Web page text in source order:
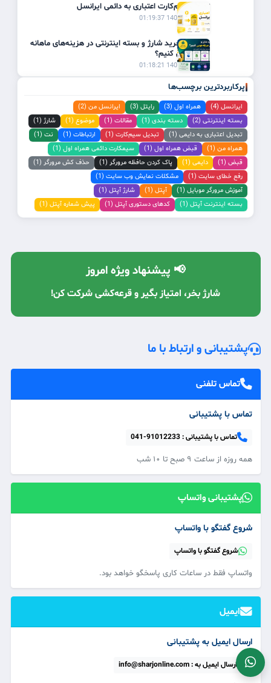
تبدیل سیم‌کارت اعتباری به دائمی ایرانسل
1405/02/31 01:19:37
چگونه با خرید شارژ و بسته اینترنتی در هزینه‌های ماهانه
صرفه‌جویی کنیم؟
1405/02/31 01:18:21
پرکاربردترین برچسب‌ها
ایرانسل (4) همراه اول (3) رایتل (3)
ایرانسل من (2)
بسته اینترنتی (2)
دسته بندی (1) مقالات (1) موضوع (1)
شارژ (1)
تبدیل اعتباری به دایمی (1)
تبدیل سیم‌کارت (1) ارتباطات (1)
نت (1)
همراه من (1)
قبض همراه اول (1)
سیمکارت دائمی همراه اول (1)
قبض (1)
دایمی (1) پاک کردن حافظه مرورگر (1)
حذف کش مرورگر (1)
رفع خطای سایت (1)
مشکلات نمایش وب سایت (1)
آموزش مرورگر موبایل (1)
آپتل (1)
شارژ آپتل (1)
بسته اینترنت آپتل (1)
کدهای دستوری آپتل (1) پیش شماره آپتل (1)
📢 پیشنهاد ویژه امروز
با معرفی دوستان، شارژ رایگان دریافت کن! 🔥
پشتیبانی و ارتباط با ما
تماس تلفنی
تماس با پشتیبانی
تماس با پشتیبانی :041-91012233
همه‌ روزه از ساعت ۹ صبح تا ۱۰ شب
پشتیبانی واتساپ
شروع گفتگو با واتساپ
شروع گفتگو با واتساپ
واتساپ فقط در ساعات کاری پاسخگو خواهد بود.
ایمیل
ارسال ایمیل به پشتیبانی
ارسال ایمیل به : info@sharjonline.com